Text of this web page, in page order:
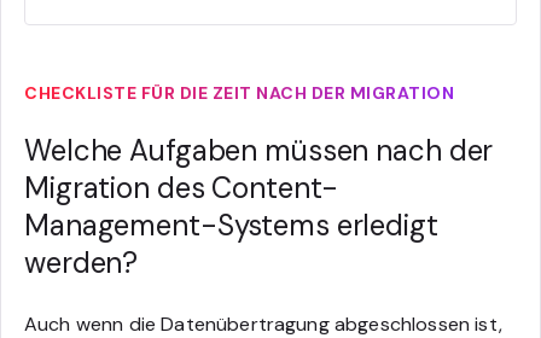
CHECKLISTE FÜR DIE ZEIT NACH DER MIGRATION
Welche Aufgaben müssen nach der
Migration des Content-
Management-Systems erledigt
werden?
Auch wenn die Datenübertragung abgeschlossen ist,